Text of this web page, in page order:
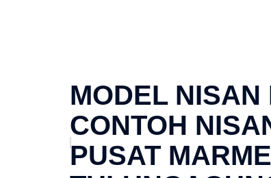
MODEL NISAN
CONTOH
PUSAT